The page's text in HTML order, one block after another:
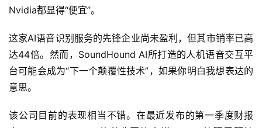
Nvidia都显得“便宜”。
这家AI语音识别服务的先锋企业尚未盈利，但其市销率已高
达44倍。然而，SoundHound AI所打造的人机语音交互平
台可能会成为“下一个颠覆性技术”，如果你明白我想表达的
意思。
该公司目前的表现相当不错。在最近发布的第一季度财报